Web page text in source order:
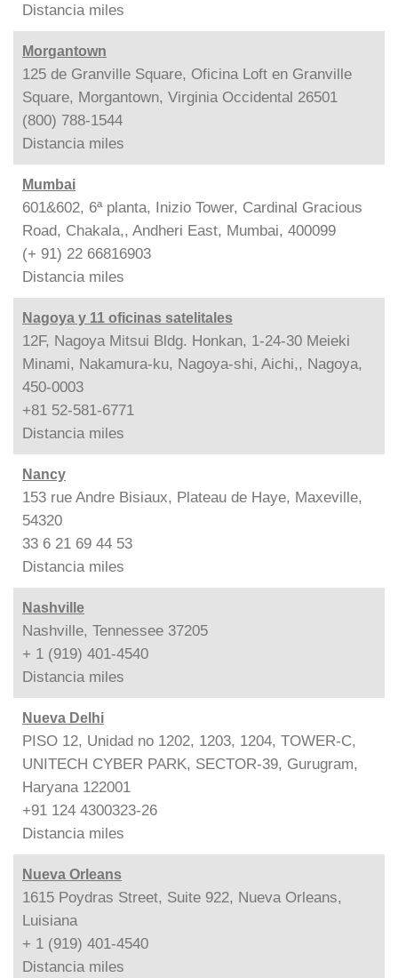
Distancia miles
Morgantown
125 de Granville Square, Oficina Loft en Granville
Square, Morgantown, Virginia Occidental 26501
(800) 788-1544
Distancia miles
Mumbai
601&602, 6ª planta, Inizio Tower, Cardinal Gracious
Road, Chakala,, Andheri East, Mumbai, 400099
(+ 91) 22 66816903
Distancia miles
Nagoya y 11 oficinas satelitales
12F, Nagoya Mitsui Bldg. Honkan, 1-24-30 Meieki
Minami, Nakamura-ku, Nagoya-shi, Aichi,, Nagoya,
450-0003
+81 52-581-6771
Distancia miles
Nancy
153 rue Andre Bisiaux, Plateau de Haye, Maxeville,
54320
33 6 21 69 44 53
Distancia miles
Nashville
Nashville, Tennessee 37205
+ 1 (919) 401-4540
Distancia miles
Nueva Delhi
PISO 12, Unidad no 1202, 1203, 1204, TOWER-C,
UNITECH CYBER PARK, SECTOR-39, Gurugram,
Haryana 122001
+91 124 4300323-26
Distancia miles
Nueva Orleans
1615 Poydras Street, Suite 922, Nueva Orleans,
Luisiana
+ 1 (919) 401-4540
Distancia miles